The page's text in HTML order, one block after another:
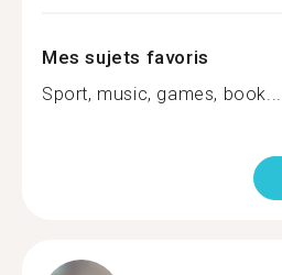
Mes sujets favoris
Sport, music, games, book...